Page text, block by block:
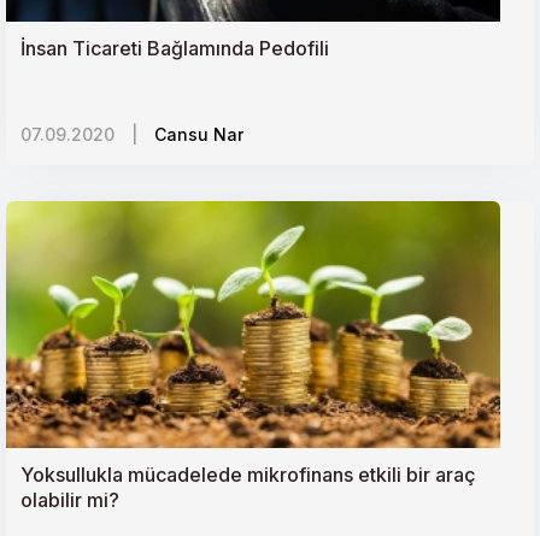
İnsan Ticareti Bağlamında Pedofili
07.09.2020 Cansu Nar
Yoksullukla mücadelede mikrofinans etkili bir araç
olabilir mi?